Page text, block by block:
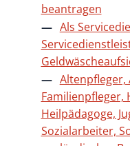
beantragen
Als
Altenpfleger,
Familienpfleger,
Heilpädagoge,
Sozialarbeiter,